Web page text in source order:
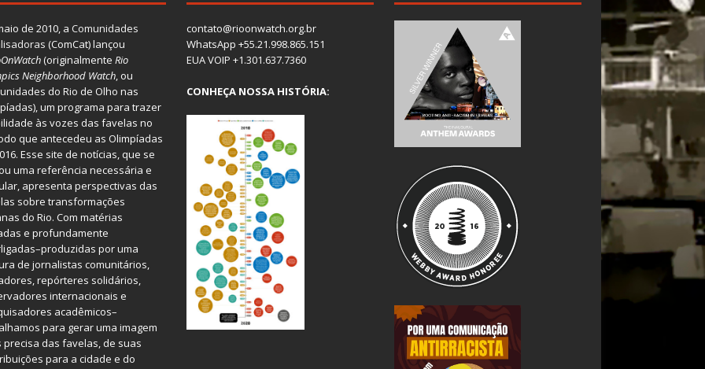
de 2010, a Comunidades
(ComCat) lançou
(originalmente Rio
Neighborhood Watch, ou
do Rio de Olho nas
um programa para trazer
às vozes das favelas no
que antecedeu as Olimpíadas
Esse site de notícias, que se
uma referência necessária e
apresenta perspectivas das
sobre transformações
do Rio. Com matérias
e profundamente
por uma
de jornalistas comunitários,
repórteres solidários,
internacionais e
acadêmicos–
para gerar uma imagem
precisa das favelas, de suas
para a cidade e do
contato@rioonwatch.org.br
WhatsApp +55.21.998.865.151
EUA VOIP +1.301.637.7360
CONHEÇA NOSSA HISTÓRIA: